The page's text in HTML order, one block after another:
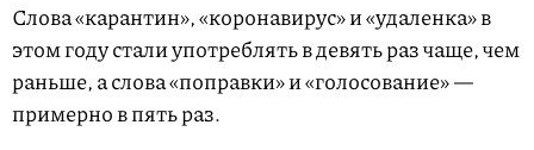
Слова «карантин», «коронавирус» и «удаленка» в
этом году стали употреблять в девять раз чаще, чем
раньше, а слова «поправки» и «голосование» —
примерно в пять раз.